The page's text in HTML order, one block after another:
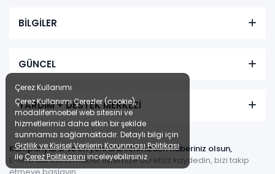
BİLGİLER
GÜNCEL
YARDIM + DESTEK MERKEZİ
Kampanyalar ve en yeni ürünlerimizden haberiniz olsun,
E-Mail adresinizi haber listemize ücretsiz kaydedin, bizi takip
Çerez Kullanımı
Çerez Kullanımı Çerezler (cookie),
modalifemoebel web sitesini ve
hizmetlerimizi daha etkin bir şekilde
sunmamızı sağlamaktadır. Detaylı bilgi için
Gizlilik ve Kişisel Verilerin Korunması Politikası
ileÇerez Politikasınıinceleyebilirsiniz.